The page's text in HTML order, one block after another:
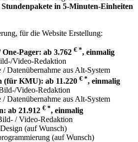
in 5-Minuten-Einheiten
für die Website Erstellung:
Pager: ab 3.762 € *, einmalig
Video-Redaktion
Datenübernahme aus Alt-System
(für KMU): ab 11.220 € *, einmalig
Video-Redaktion
Datenübernahme aus Alt-System
ab 21.912 € *, einmalig
/ Video-Redaktion
(auf Wunsch)
(auf Wunsch)